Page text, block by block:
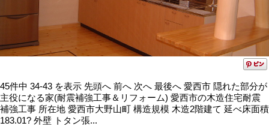
45件中 34-43 を表示 先頭へ 前へ 次へ 最後へ 愛西市 隠れた部分が
主役になる家(耐震補強工事＆リフォーム) 愛西市の木造住宅耐震
補強工事 所在地 愛西市大野山町 構造規模 木造2階建て 延べ床面積
183.01? 外壁 トタン張...